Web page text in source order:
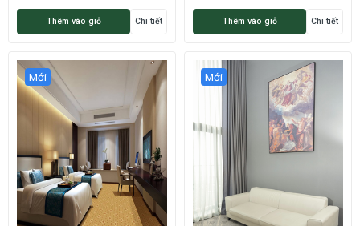
Thêm vào giỏ Chi tiết Thêm vào giỏ Chi tiết
Mới Mới